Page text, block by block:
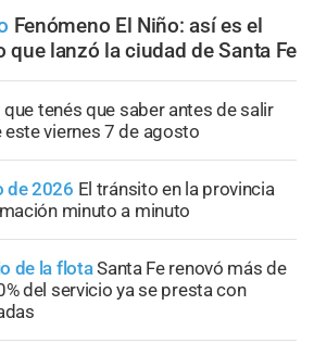
Fenómeno El Niño: así es el
lanzó la ciudad de Santa Fe
tenés que saber antes de salir
este viernes 7 de agosto
de 2026 El tránsito en la provincia
minuto a minuto
de la flotaSanta Fe renovó más de
del servicio ya se presta con